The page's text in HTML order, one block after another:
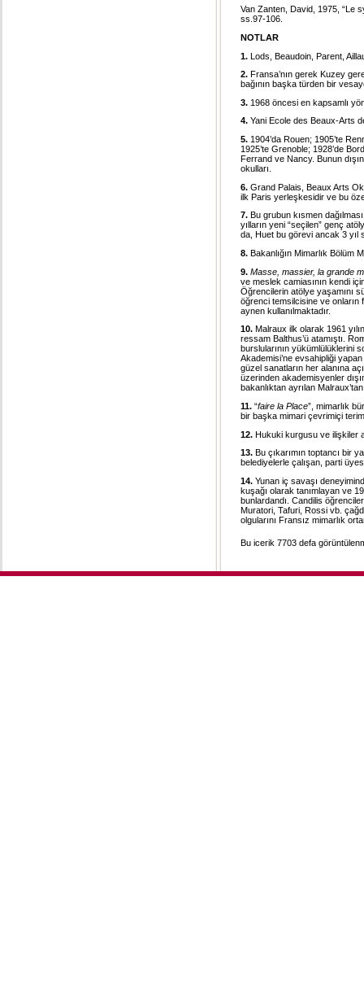
Van Zanten, David, 1975, “Le
ss.97-106.
NOTLAR
1. Lods, Beaudoin, Parent,
2. Fransa’nın gerek Kuzey
bağının başka türden bir
3. 1968 öncesi en kapsamlı
4. Yani Ecole des Beaux-Arts
5. 1904’da Rouen; 1905’te
1925’te Grenoble; 1928’de
Ferrand ve Nancy. Bunun
okulları.
6. Grand Palais, Beaux Arts
ilk Paris yerleşkesidir ve bu
7. Bu grubun kısmen
yılların yeni “seçilen” genç
da, Huet bu görevi ancak 3 yıl
8. Bakanlığın Mimarlık Bölüm
9. Masse, massier, la grande
ve meslek camiasının kendi
Öğrencilerin atölye yaşamını
öğrenci temsilcisine ve onların
aynen kullanılmaktadır.
10. Malraux ilk olarak 1961
ressam Balthus’ü atamıştı.
burslularının yükümlülüklerini
Akademisi’ne evsahipliği yapan
güzel sanatların her alanına
üzerinden akademisyenler
bakanlıktan ayrılan
11. “faire la Place”, mimarlık
bir başka mimari çevrimiçi
12. Hukuki kurgusu ve ilişkiler
13. Bu çıkarımın toptancı bir
belediyelerle çalışan, parti
14. Yunan iç savaşı
kuşağı olarak tanımlayan ve
bunlardandı. Candilis
Muratori, Tafuri, Rossi vb.
olgularını Fransız mimarlık
Bu icerik 7703 defa